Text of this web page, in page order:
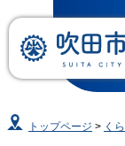
トップページ > く